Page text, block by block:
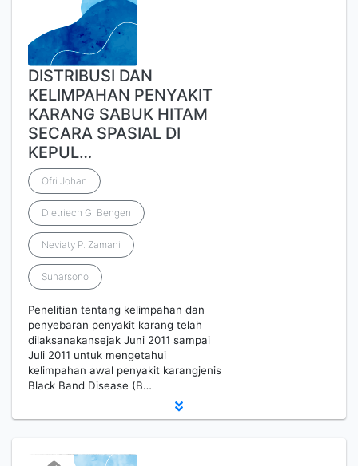
DISTRIBUSI DAN
KELIMPAHAN PENYAKIT
KARANG SABUK HITAM
SECARA SPASIAL DI
KEPUL…
Ofri Johan
Dietriech G. Bengen
Neviaty P. Zamani
Suharsono
Penelitian tentang kelimpahan dan
penyebaran penyakit karang telah
dilaksanakansejak Juni 2011 sampai
Juli 2011 untuk mengetahui
kelimpahan awal penyakit karangjenis
Black Band Disease (B…